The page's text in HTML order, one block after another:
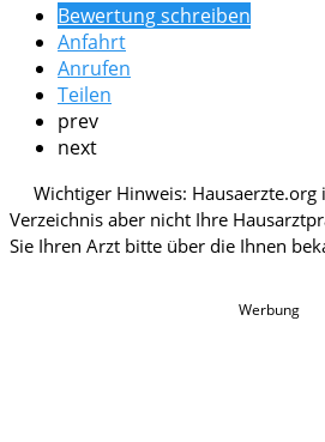
Bewertung schreiben
Anfahrt
Anrufen
Teilen
prev
next
Werbung